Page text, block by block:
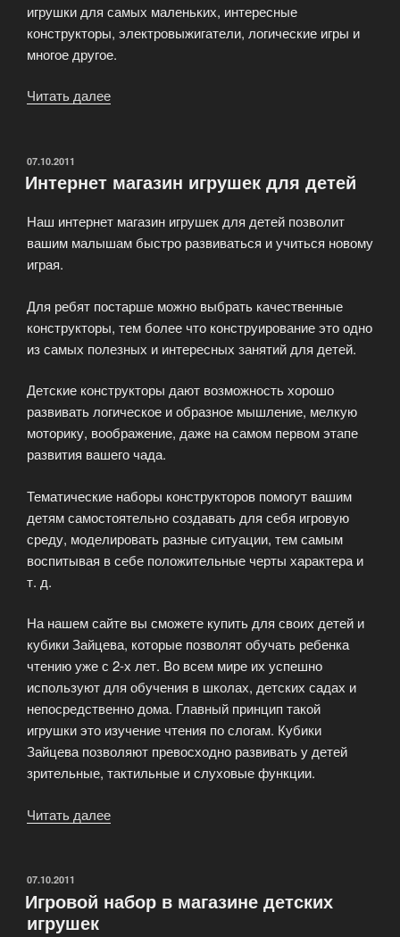
игрушки для самых маленьких, интересные
конструкторы, электровыжигатели, логические игры и
многое другое.
Читать далее
ОПУБЛИКОВАНО
07.10.2011
Интернет магазин игрушек для детей
Наш интернет магазин игрушек для детей позволит
вашим малышам быстро развиваться и учиться новому
играя.
Для ребят постарше можно выбрать качественные
конструкторы, тем более что конструирование это одно
из самых полезных и интересных занятий для детей.
Детские конструкторы дают возможность хорошо
развивать логическое и образное мышление, мелкую
моторику, воображение, даже на самом первом этапе
развития вашего чада.
Тематические наборы конструкторов помогут вашим
детям самостоятельно создавать для себя игровую
среду, моделировать разные ситуации, тем самым
воспитывая в себе положительные черты характера и
т. д.
На нашем сайте вы сможете купить для своих детей и
кубики Зайцева, которые позволят обучать ребенка
чтению уже с 2-х лет. Во всем мире их успешно
используют для обучения в школах, детских садах и
непосредственно дома. Главный принцип такой
игрушки это изучение чтения по слогам. Кубики
Зайцева позволяют превосходно развивать у детей
зрительные, тактильные и слуховые функции.
Читать далее
детей»
ОПУБЛИКОВАНО
07.10.2011
Игровой набор в магазине детских
игрушек